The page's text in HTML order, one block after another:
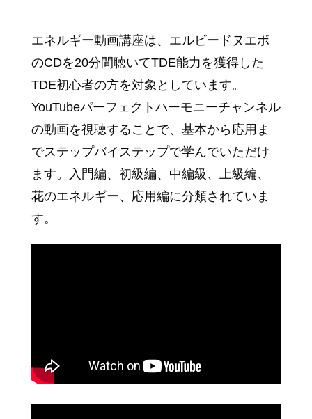
エネルギー動画講座は、エルビードヌエボ
のCDを20分間聴いてTDE能力を獲得した
TDE初心者の方を対象としています。
YouTubeパーフェクトハーモニーチャンネル
の動画を視聴することで、基本から応用ま
でステップバイステップで学んでいただけ
ます。入門編、初級編、中編級、上級編、
花のエネルギー、応用編に分類されていま
す。